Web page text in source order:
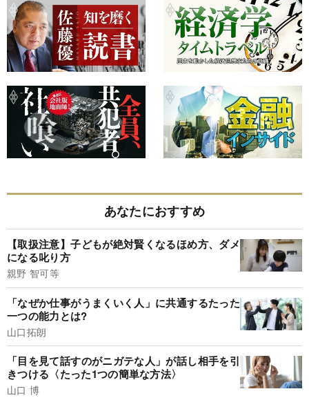
あなたにおすすめ
【取扱注意】子どもが絶対賢くなるほめ方、ダメ
になる叱り方
親野 智可等
「なぜか仕事がうまくいく人」に共通するたった
一つの能力とは?
山口拓朗
「目を見て話すのがニガテな人」が話し相手を引
きつける〈たった1つの簡単な方法〉
山口 博